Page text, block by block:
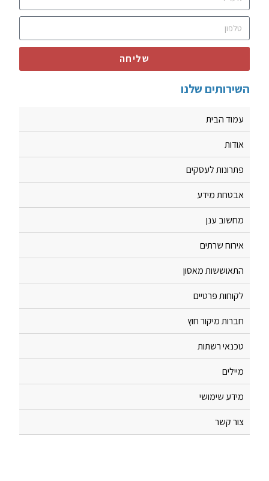
שליחה
השירותים שלנו
עמוד הבית
אודות
פתרונות לעסקים
אבטחת מידע
מחשוב ענן
אירוח שרתים
התאוששות מאסון
לקוחות פרטיים
חברות מיקור חוץ
טכנאי רשתות
מיילים
מידע שימושי
צור קשר